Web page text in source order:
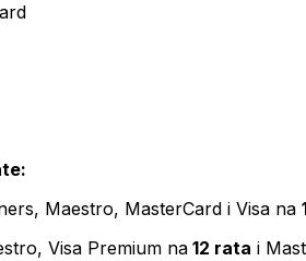
Maestro, MasterCard i Visa na
Visa Premium na 12 rata i